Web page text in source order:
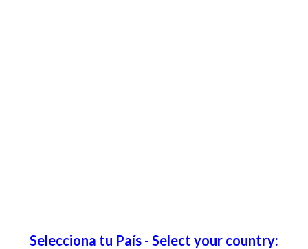
Selecciona tu País - Select your country: